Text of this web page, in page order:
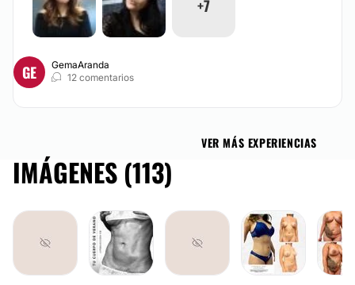
+7
GE
GemaAranda
12 comentarios
VER MÁS EXPERIENCIAS
IMÁGENES (113)